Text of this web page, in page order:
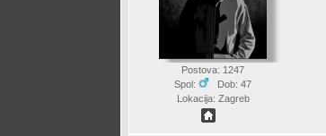
Postova: 1247
Spol:
Dob: 47
Lokacija: Zagreb